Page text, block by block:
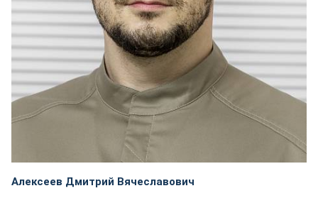
Алексеев Дмитрий Вячеславович